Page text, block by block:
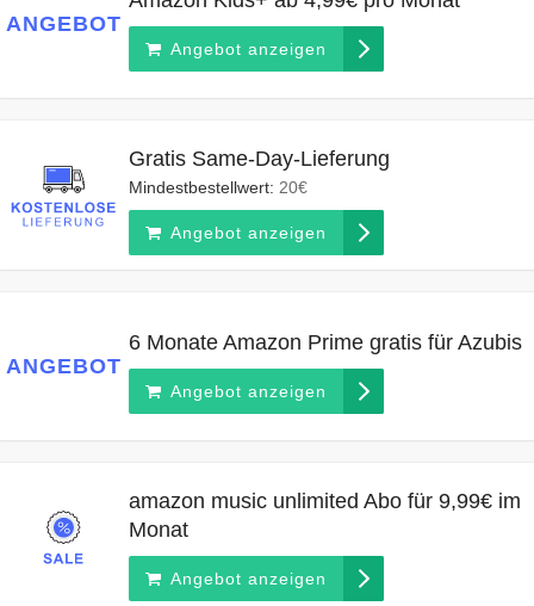
ANGEBOT
Angebot anzeigen
Gratis Same-Day-Lieferung
Mindestbestellwert: 20€
Angebot anzeigen
ANGEBOT
6 Monate Amazon Prime gratis für Azubis
Angebot anzeigen
amazon music unlimited Abo für 9,99€ im
Monat
Angebot anzeigen